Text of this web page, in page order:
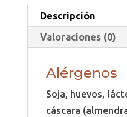
Descripción
Valoraciones (0)
Alérgenos
Soja, huevos,
cáscara